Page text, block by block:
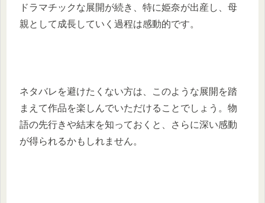
ドラマチックな展開が続き、特に姫奈が出産し、母
親として成長していく過程は感動的です。
ネタバレを避けたくない方は、このような展開を踏
まえて作品を楽しんでいただけることでしょう。物
語の先行きや結末を知っておくと、さらに深い感動
が得られるかもしれません。